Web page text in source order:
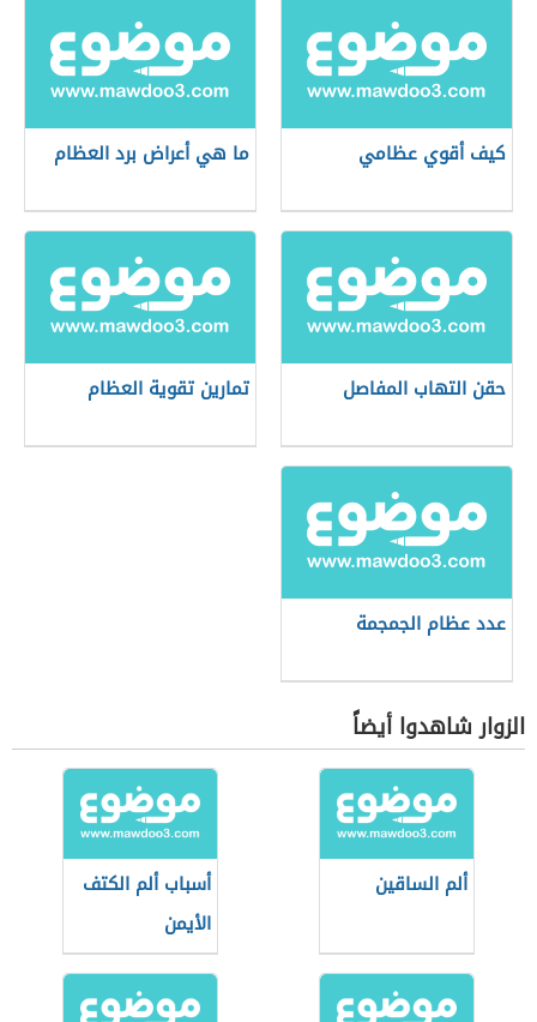
كيف أقوي عظامي ما هي أعراض برد العظام
حقن التهاب المفاصل تمارين تقوية العظام
عدد عظام الجمجمة
الزوار شاهدوا أيضاً
ألم الساقين
أسباب ألم الكتف
الأيمن